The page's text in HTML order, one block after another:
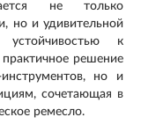
не только
но и удивительной
устойчивостью к
решение
но и
сочетающая в
ремесло.